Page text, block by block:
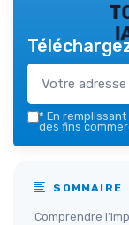
* En remplissant
des fins
SOMMAIRE
Comprendre